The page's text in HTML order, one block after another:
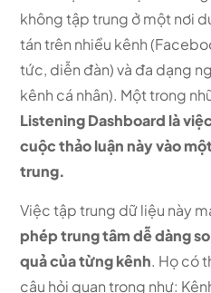
không tập trung ở một nơi
tán trên nhiều kênh
tức, diễn đàn) và đa dạng
kênh cá nhân). Một trong
Listening Dashboard là
cuộc thảo luận này vào
trung.
Việc tập trung dữ liệu này
phép trung tâm dễ dàng
quả của từng kênh. Họ có
câu hỏi quan trọng như: